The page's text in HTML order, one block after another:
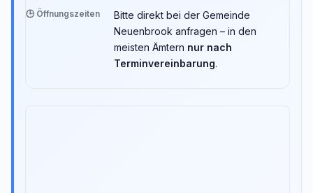
🕒 Öffnungszeiten
Bitte direkt bei der Gemeinde
Neuenbrook anfragen – in den
meisten Ämtern nur nach
Terminvereinbarung.